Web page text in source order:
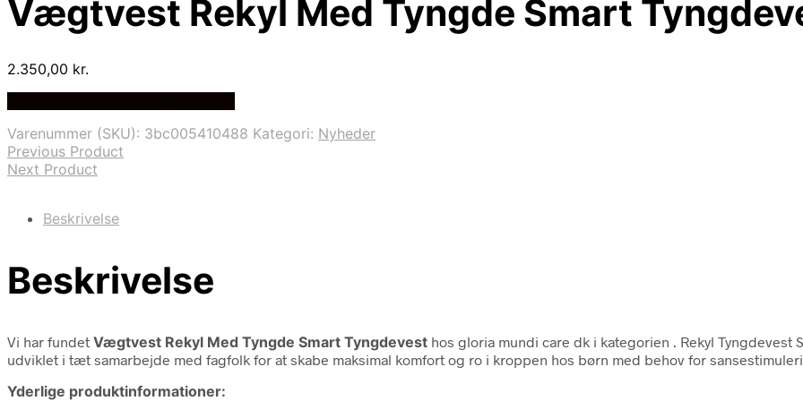
Vægtvest Rekyl Med Tyngde Smart
2.350,00 kr.
Varenummer (SKU): 3bc005410488 Kategori: Nyheder
Previous Product
Next Product
Beskrivelse
Beskrivelse
Vi har fundet Vægtvest Rekyl Med Tyngde Smart Tyngdevest hos gloria mundi care dk i kategorien
. Rekyl
udviklet i tæt samarbejde med fagfolk for at skabe maksimal komfort og ro i kroppen hos børn med behov for
Yderlige produktinformationer: